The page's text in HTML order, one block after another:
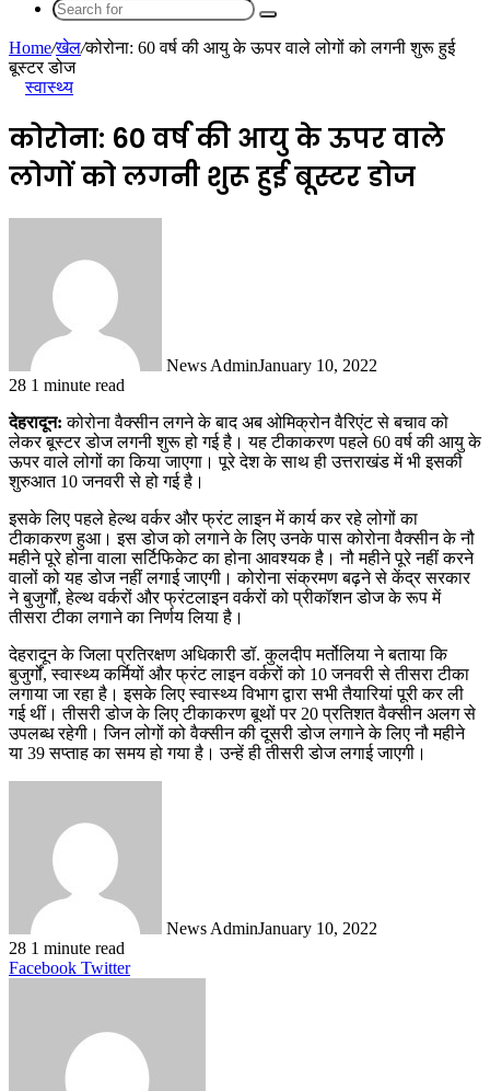
Search
Home/खेल/कोरोना: 60 वर्ष की आयु के ऊपर वाले लोगों को लगनी शुरू हुई
बूस्टर डोज
स्वास्थ्य
कोरोना: 60 वर्ष की आयु के ऊपर वाले
लोगों को लगनी शुरू हुई बूस्टर डोज
News AdminJanuary 10, 2022
28 1 minute read
देहरादून:कोरोना वैक्सीन लगने के बाद अब ओमिक्रोन वैरिएंट से बचाव को
लेकर बूस्टर डोज लगनी शुरू हो गई है। यह टीकाकरण पहले 60 वर्ष की आयु के
ऊपर वाले लोगों का किया जाएगा। पूरे देश के साथ ही उत्तराखंड में भी इसकी
शुरुआत 10 जनवरी से हो गई है।
इसके लिए पहले हेल्थ वर्कर और फ्रंट लाइन में कार्य कर रहे लोगों का
टीकाकरण हुआ। इस डोज को लगाने के लिए उनके पास कोरोना वैक्सीन के नौ
महीने पूरे होना वाला सर्टिफिकेट का होना आवश्यक है। नौ महीने पूरे नहीं करने
वालों को यह डोज नहीं लगाई जाएगी। कोरोना संक्रमण बढ़ने से केंद्र सरकार
ने बुजुर्गों, हेल्थ वर्करों और फ्रंटलाइन वर्करों को प्रीकॉशन डोज के रूप में
तीसरा टीका लगाने का निर्णय लिया है।
देहरादून के जिला प्रतिरक्षण अधिकारी डॉ. कुलदीप मर्तोलिया ने बताया कि
बुजुर्गों, स्वास्थ्य कर्मियों और फ्रंट लाइन वर्करों को 10 जनवरी से तीसरा टीका
लगाया जा रहा है। इसके लिए स्वास्थ्य विभाग द्वारा सभी तैयारियां पूरी कर ली
गई थीं। तीसरी डोज के लिए टीकाकरण बूथों पर 20 प्रतिशत वैक्सीन अलग से
उपलब्ध रहेगी। जिन लोगों को वैक्सीन की दूसरी डोज लगाने के लिए नौ महीने
या 39 सप्ताह का समय हो गया है। उन्हें ही तीसरी डोज लगाई जाएगी।
News AdminJanuary 10, 2022
28 1 minute read
Facebook TwitterLinkedIn
Tumblr
Pinterest
Reddit
VKontakte
Share
Print